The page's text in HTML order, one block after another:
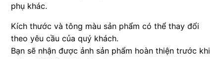
phụ khác.
Kích thước và tông màu sản phẩm có thể thay đổi
theo yêu cầu của quý khách.
Bạn sẽ nhận được ảnh sản phẩm hoàn thiện trước khi